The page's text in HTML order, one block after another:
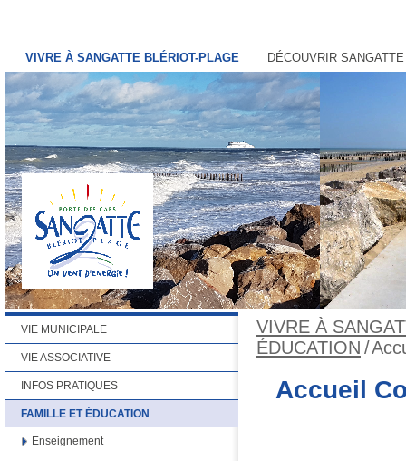
VIVRE À SANGATTE BLÉRIOT-PLAGE DÉCOUVRIR
VIVRE À
ÉDUCATION /
Accueil
VIE MUNICIPALE
VIE ASSOCIATIVE
INFOS PRATIQUES
FAMILLE ET ÉDUCATION
Enseignement